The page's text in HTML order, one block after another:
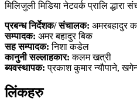
मिलिजुली मिडिया नेटवर्क प्रालि
प्रबन्ध निर्देशक/ संचालक: अमरबहादुर
सम्पादक: अमर बहादुर बिक
सह सम्पादक: निशा कडेल
कानुनी सल्लाहकार: कलम खत्री
ब्यवस्थापक:प्रकाश कुमार न्याैपाने,
लिंकहरु